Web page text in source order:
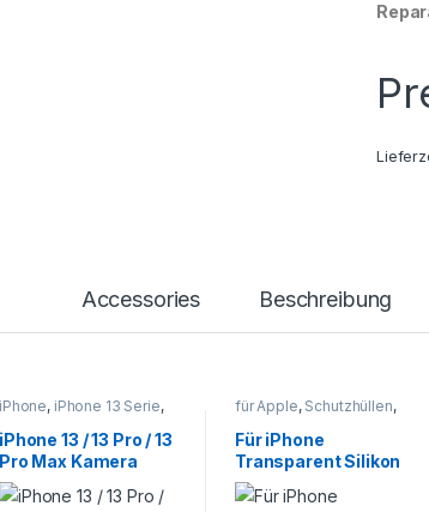
Accessories Beschreibung
iPhone, iPhone 13 Serie,
iPhone 13 / 13 Pro / 13
Pro Max Kamera
Glass Reparatur
für Apple, Schutzhüllen,
Smartphone Zubehör
Für iPhone
Transparent Silikon
Hülle